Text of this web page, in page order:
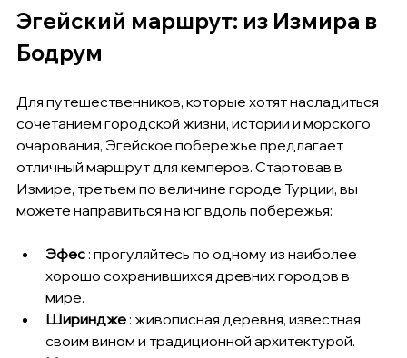
Эгейский маршрут: из Измира в
Бодрум
Для путешественников, которые хотят насладиться
сочетанием городской жизни, истории и морского
очарования, Эгейское побережье предлагает
отличный маршрут для кемперов. Стартовав в
Измире, третьем по величине городе Турции, вы
можете направиться на юг вдоль побережья:
Эфес : прогуляйтесь по одному из наиболее
хорошо сохранившихся древних городов в
мире.
Шириндже : живописная деревня, известная
своим вином и традиционной архитектурой.